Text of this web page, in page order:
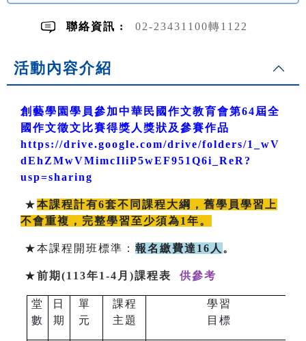
聯絡資訊 : 02-23431100轉1122
活動內容介紹
創藝學園學員參加中華民國作文教育會第64屆全
國作文徵文比賽得獎人獎狀及參賽作品
https://drive.google.com/drive/folders/1_wV
dEhZMwVMimcIliP5wEF951Q6i_ReR?
usp=sharing
★本課程計有6套不同課程大綱，舊學員學習上
不會重複，完整學習至少須為1年。
★本課程開班標準： 報名繳費達16人 。
★前期(113年1-4月)課程表 供參考
堂
數
日
期
單
元
課程
主題
學習
目標